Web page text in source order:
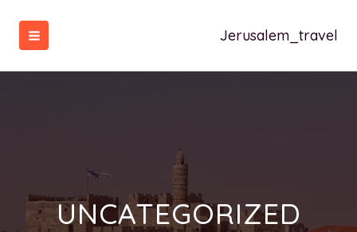
المحتوىJerusalem_travel
UNCATEGORIZED